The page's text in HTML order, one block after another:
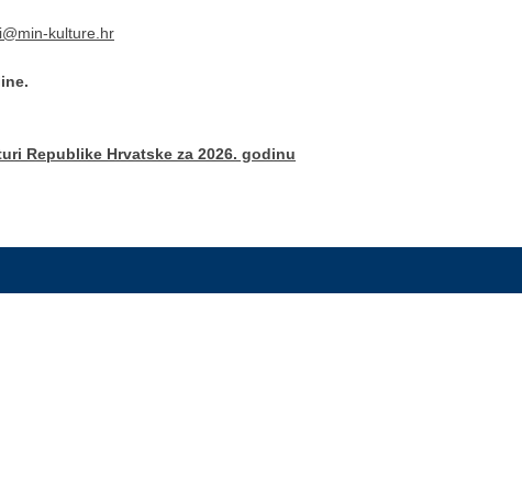
kulture.hr
Republike Hrvatske za 2026. godinu